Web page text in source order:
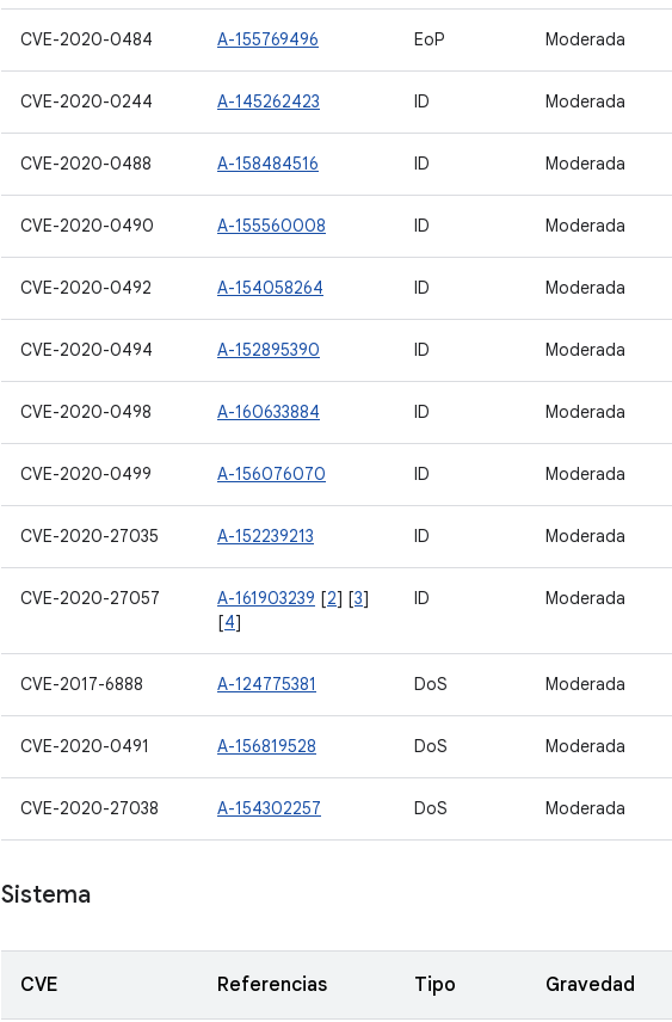
CVE-2020-0484 A-155769496 EoP Moderada
CVE-2020-0244 A-145262423 ID Moderada
CVE-2020-0488 A-158484516 ID Moderada
CVE-2020-0490 A-155560008 ID Moderada
CVE-2020-0492 A-154058264 ID Moderada
CVE-2020-0494 A-152895390 ID Moderada
CVE-2020-0498 A-160633884 ID Moderada
CVE-2020-0499 A-156076070 ID Moderada
CVE-2020-27035 A-152239213 ID Moderada
CVE-2020-27057 A-161903239 [2] [3]
[4]
ID Moderada
CVE-2017-6888 A-124775381 DoS Moderada
CVE-2020-0491 A-156819528 DoS Moderada
CVE-2020-27038 A-154302257 DoS Moderada
Sistema
CVE Referencias Tipo Gravedad